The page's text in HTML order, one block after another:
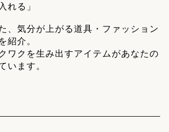
れる」
、気分が上がる道具・ファッション
紹介。
ワクを生み出すアイテムがあなたの
います。